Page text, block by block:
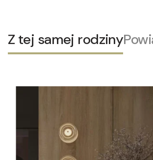
Z tej samej rodziny